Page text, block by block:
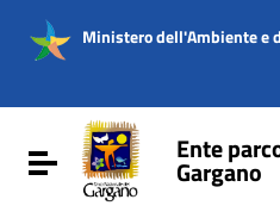
Vai al menu di navigazione
Vai al footer
Ministero dell'Ambiente e
Attiva / disattiva laEnte
Gargano